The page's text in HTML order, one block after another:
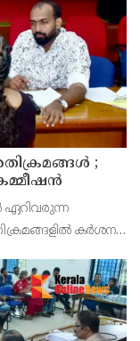
സ്ഥലമുണ്ട്
;
കർശന